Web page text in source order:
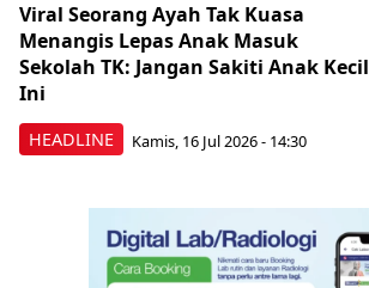
HEADLINE
Viral Seorang Ayah Tak Kuasa
Menangis Lepas Anak Masuk
Sekolah TK: Jangan Sakiti Anak Kecil
Ini
Kamis, 16 Jul 2026 - 14:30